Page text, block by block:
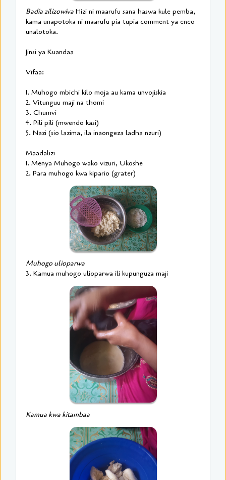
Badia zilizowiva Hizi ni maarufu sana haswa kule pemba,
kama unapotoka ni maarufu pia tupia comment ya eneo
unalotoka.
Jinsi ya Kuandaa
Vifaa:
1. Muhogo mbichi kilo moja au kama unvojiskia
2. Vitunguu maji na thomi
3. Chumvi
4. Pili pili (mwendo kasi)
5. Nazi (sio lazima, ila inaongeza ladha nzuri)
Maadalizi
1. Menya Muhogo wako vizuri, Ukoshe
2. Para muhogo kwa kipario (grater)
Muhogo ulioparwa
3. Kamua muhogo ulioparwa ili kupunguza maji
Kamua kwa kitambaa